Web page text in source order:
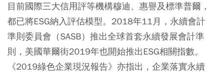
目前國際三大信用評等機構穆迪、惠譽及標準普爾，
都已將ESG納入評估模型。2018年11月，永續會計
準則委員會（SASB）推出全球首套永續發展會計準
則，美國華爾街2019年也開始推出ESG相關指數。
《2019綠色企業現況報告》亦指出，企業落實永續